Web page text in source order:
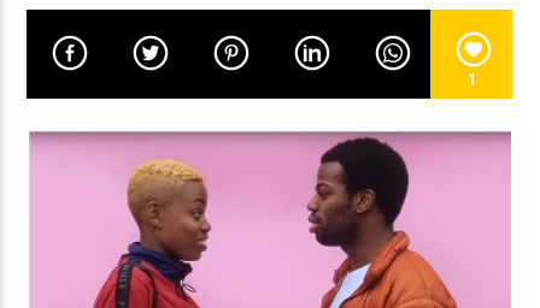
CLUBBING PARTY
Yellow Radio
1